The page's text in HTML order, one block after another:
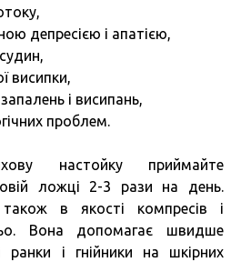
депресією і апатією,
висипки,
і висипань,
проблем.
настойку приймайте
ложці 2-3 рази на день.
також в якості компресів і
Вона допомагає швидше
ранки і гнійники на шкірних